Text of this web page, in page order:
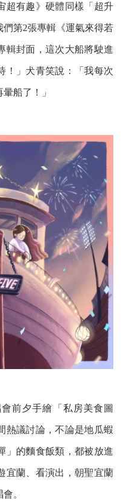
超有趣》硬體同樣「超升
第2張專輯《運氣來得若
輯封面，這次大船將駛進
！」犬青笑說：「我每次
船了！」
前夕手繪「私房美食圖
熱議討論，不論是地瓜蝦
」的麵食飯類，都被放進
宜蘭、看演出，朝聖宜蘭
。